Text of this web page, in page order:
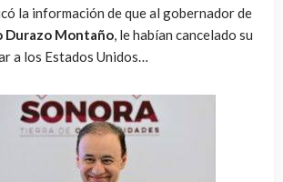
la información de que al gobernador de
Durazo Montaño, le habían cancelado su
a los Estados Unidos…